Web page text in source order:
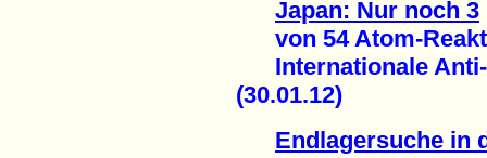
Japan: Nur noch 3
von 54 Atom-
Internationale Anti-
(30.01.12)
Endlagersuche in